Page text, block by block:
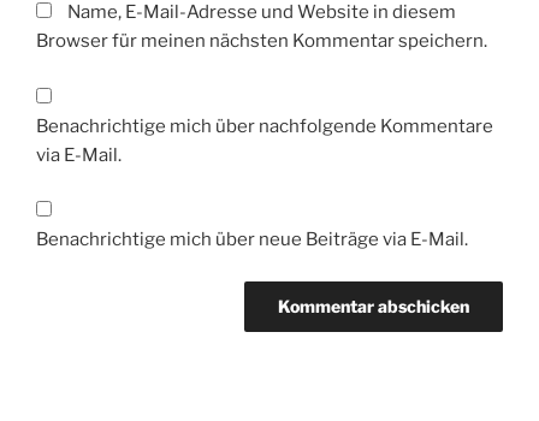
Name, E-Mail-Adresse und Website in diesem
Browser für meinen nächsten Kommentar speichern.
Benachrichtige mich über nachfolgende Kommentare
via E-Mail.
Benachrichtige mich über neue Beiträge via E-Mail.